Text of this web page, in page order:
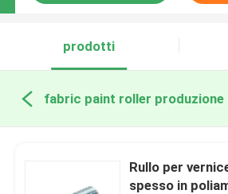
prodotti
fabric paint roller produzione
Rullo per
spesso in